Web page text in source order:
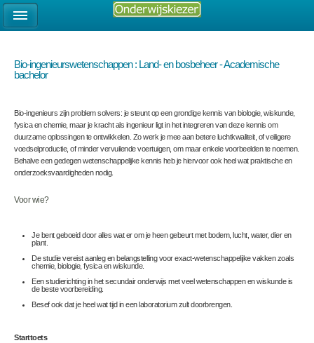
Bio-ingenieurswetenschappen : Land- en bosbeheer - Academische
bachelor
Bio-ingenieurs zijn problem solvers: je steunt op een grondige kennis van biologie, wiskunde,
fysica en chemie, maar je kracht als ingenieur ligt in het integreren van deze kennis om
duurzame oplossingen te ontwikkelen. Zo werk je mee aan betere luchtkwaliteit, of veiligere
voedselproductie, of minder vervuilende voertuigen, om maar enkele voorbeelden te noemen.
Behalve een gedegen wetenschappelijke kennis heb je hiervoor ook heel wat praktische en
onderzoeksvaardigheden nodig.
Voor wie?
Je bent geboeid door alles wat er om je heen gebeurt met bodem, lucht, water, dier en
plant.
De studie vereist aanleg en belangstelling voor exact-wetenschappelijke vakken zoals
chemie, biologie, fysica en wiskunde.
Een studierichting in het secundair onderwijs met veel wetenschappen en wiskunde is
de beste voorbereiding.
Besef ook dat je heel wat tijd in een laboratorium zult doorbrengen.
Starttoets